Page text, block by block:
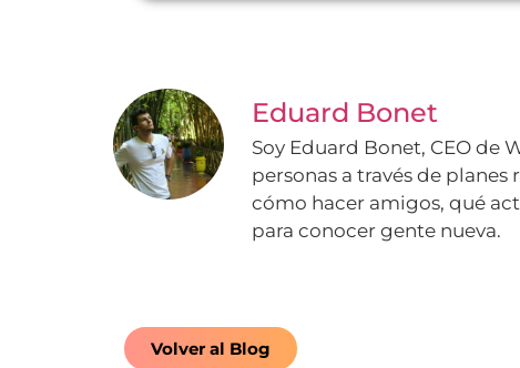
Eduard Bonet
Soy Eduard Bonet, CEO de
personas a través de
cómo hacer amigos, qué
para conocer gente nueva.
Volver al Blog